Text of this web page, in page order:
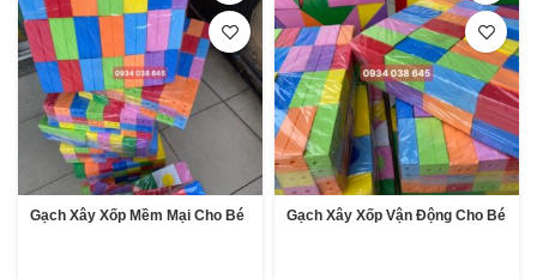
Gạch Xây Xốp Mềm Mại Cho Bé Gạch Xây Xốp Vận Động Cho Bé